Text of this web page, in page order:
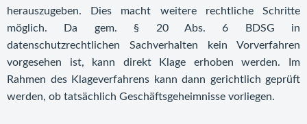
herauszugeben. Dies macht weitere rechtliche Schritte
möglich. Da gem. § 20 Abs. 6 BDSG in
datenschutzrechtlichen Sachverhalten kein Vorverfahren
vorgesehen ist, kann direkt Klage erhoben werden. Im
Rahmen des Klageverfahrens kann dann gerichtlich geprüft
werden, ob tatsächlich Geschäftsgeheimnisse vorliegen.